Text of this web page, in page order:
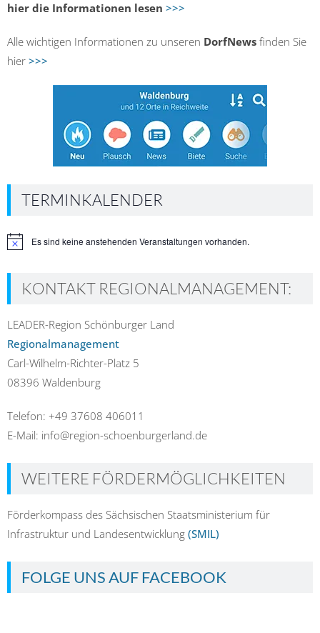
hier die Informationen lesen >>>
Alle wichtigen Informationen zu unseren DorfNews finden Sie
hier >>>
TERMINKALENDER
HinweisEs sind keine anstehenden Veranstaltungen vorhanden.
KONTAKT REGIONALMANAGEMENT:
LEADER-Region Schönburger Land
Regionalmanagement
Carl-Wilhelm-Richter-Platz 5
08396 Waldenburg
Telefon: +49 37608 406011
E-Mail: info@region-schoenburgerland.de
WEITERE FÖRDERMÖGLICHKEITEN
Förderkompass des Sächsischen Staatsministerium für
Infrastruktur und Landesentwicklung (SMIL)
FOLGE UNS AUF FACEBOOK